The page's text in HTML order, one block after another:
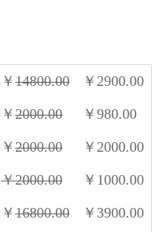
￥ 14800.00 ￥ 2900.00
￥ 2000.00 ￥ 980.00
￥ 2000.00 ￥ 2000.00
￥2000.00 ￥ 1000.00
￥ 16800.00 ￥ 3900.00